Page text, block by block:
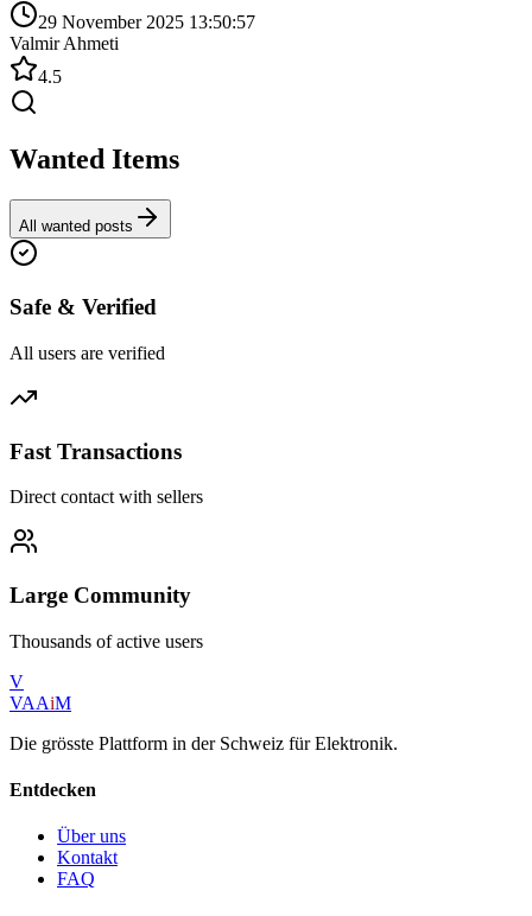
29 November 2025 13:50:57
Valmir Ahmeti
4.5
Wanted Items
All wanted posts
Safe & Verified
All users are verified
Fast Transactions
Direct contact with sellers
Large Community
Thousands of active users
V
VAAiM
Die grösste Plattform in der Schweiz für Elektronik.
Entdecken
Über uns
Kontakt
FAQ